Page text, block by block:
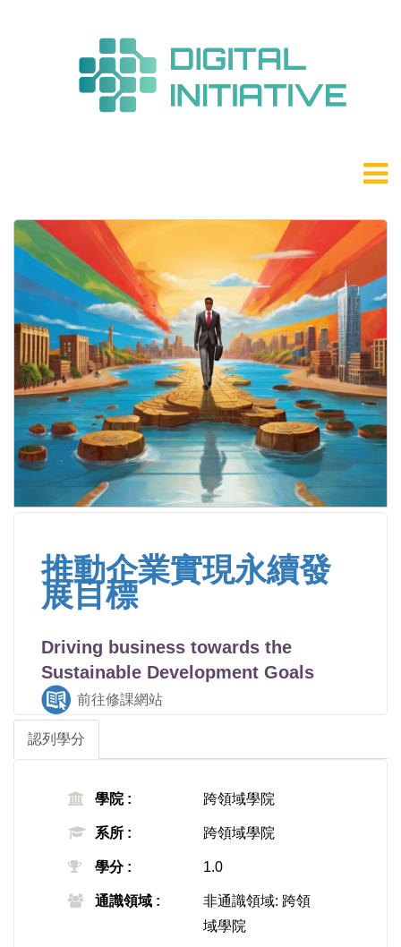
推動企業實現永續發
展目標
Driving business towards the
Sustainable Development Goals
前往修課網站
認列學分
學院 : 跨領域學院
系所 : 跨領域學院
學分 : 1.0
通識領域 :
非通識領域: 跨領
域學院